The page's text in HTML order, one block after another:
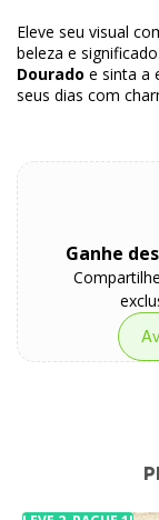
Eleve seu visual
beleza e
Dourado e sinta a
seus dias com
Ganhe